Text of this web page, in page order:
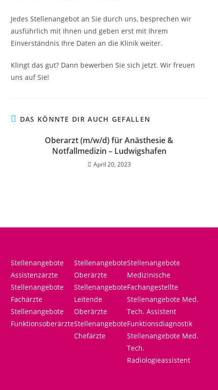
Jedes Stellenangebot an Sie durch uns, besprechen wir
ausführlich mit Ihnen und geben erst mit Ihrem
Einverständnis Ihre Daten an die Klinik weiter.
Klingt das gut? Dann bewerben Sie sich jetzt. Wir freuen
uns auf Sie!
DAS KÖNNTE DIR AUCH GEFALLEN
Oberarzt (m/w/d) für Anästhesie &
Notfallmedizin – Ludwigshafen
April 20, 2023
Stellenangebote
Assistenzärzte
Stellenangebote
Fachärzte
Stellenangebote
Funktionsoberärzte
Stellenangebote
Oberärzte
Stellenangebote
Leitende
Oberärzte
Stellenangebote
Chefärzte
Stellenangebote
Medizinische
Fachangestellte
Stellenangebote Med.
Tech. Assistent
Funktionsdiagnostik
Stellenangebote Med.
Tech.
Radiologieassistent